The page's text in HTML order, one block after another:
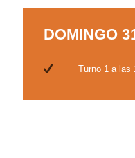
DOMINGO
Turno 1 a las